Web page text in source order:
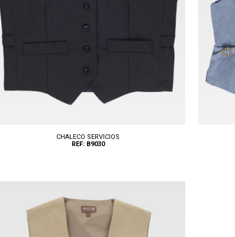
Tallas: S, M, L, XL, XXL
CHALECO SERVICIOS
REF: B9030